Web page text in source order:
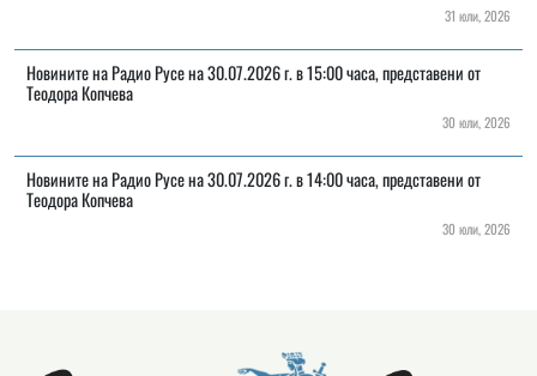
31 юли, 2026
Новините на Радио Русе на 30.07.2026 г. в 15:00 часа, представени от
Теодора Копчева
30 юли, 2026
Новините на Радио Русе на 30.07.2026 г. в 14:00 часа, представени от
Теодора Копчева
30 юли, 2026